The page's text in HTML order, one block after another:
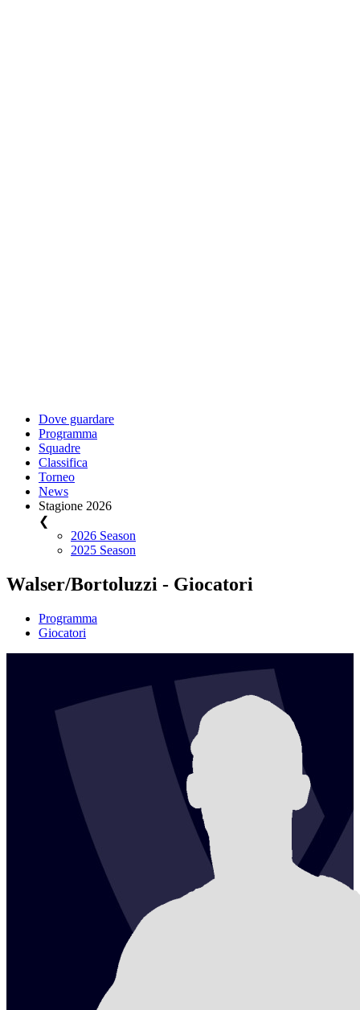
Dove guardare
Programma
Squadre
Classifica
Torneo
News
Stagione 2026
❮
2026 Season
2025 Season
Walser/Bortoluzzi - Giocatori
Programma
Giocatori